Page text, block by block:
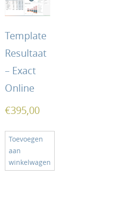
Template
Resultaat
– Exact
Online
€395,00
Toevoegen
aan
winkelwagen